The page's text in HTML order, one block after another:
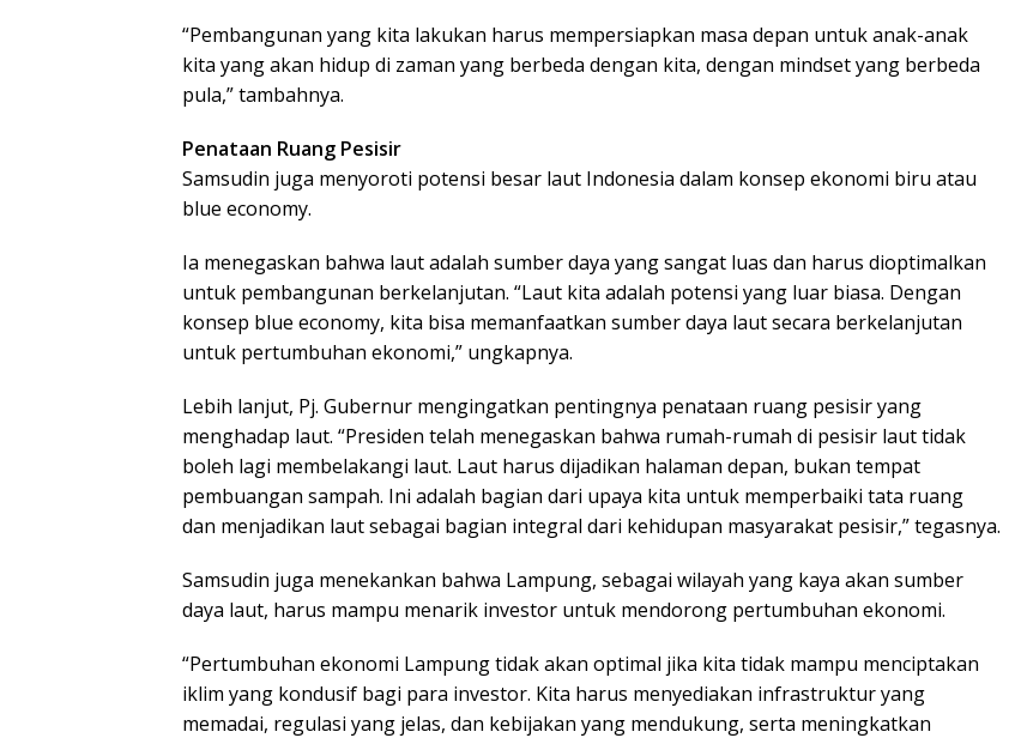
“Pembangunan yang kita lakukan harus mempersiapkan masa depan untuk anak-anak
kita yang akan hidup di zaman yang berbeda dengan kita, dengan mindset yang berbeda
pula,” tambahnya.
Penataan Ruang Pesisir
Samsudin juga menyoroti potensi besar laut Indonesia dalam konsep ekonomi biru atau
blue economy.
Ia menegaskan bahwa laut adalah sumber daya yang sangat luas dan harus dioptimalkan
untuk pembangunan berkelanjutan. “Laut kita adalah potensi yang luar biasa. Dengan
konsep blue economy, kita bisa memanfaatkan sumber daya laut secara berkelanjutan
untuk pertumbuhan ekonomi,” ungkapnya.
Lebih lanjut, Pj. Gubernur mengingatkan pentingnya penataan ruang pesisir yang
menghadap laut. “Presiden telah menegaskan bahwa rumah-rumah di pesisir laut tidak
boleh lagi membelakangi laut. Laut harus dijadikan halaman depan, bukan tempat
pembuangan sampah. Ini adalah bagian dari upaya kita untuk memperbaiki tata ruang
dan menjadikan laut sebagai bagian integral dari kehidupan masyarakat pesisir,” tegasnya.
Samsudin juga menekankan bahwa Lampung, sebagai wilayah yang kaya akan sumber
daya laut, harus mampu menarik investor untuk mendorong pertumbuhan ekonomi.
“Pertumbuhan ekonomi Lampung tidak akan optimal jika kita tidak mampu menciptakan
iklim yang kondusif bagi para investor. Kita harus menyediakan infrastruktur yang
memadai, regulasi yang jelas, dan kebijakan yang mendukung, serta meningkatkan